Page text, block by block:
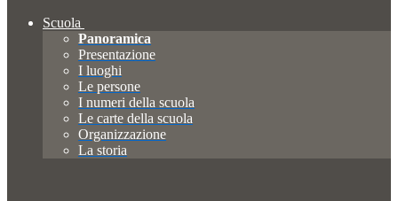
Scuola
Panoramica
Presentazione
I luoghi
Le persone
I numeri della scuola
Le carte della scuola
Organizzazione
La storia